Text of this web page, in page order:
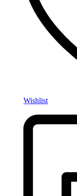
Wishlist